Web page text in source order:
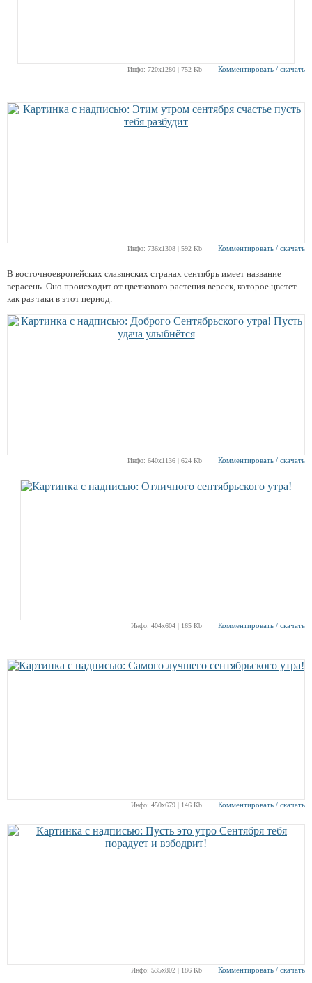
Инфо: 720х1280 | 752 Kb Комментировать / скачать
Инфо: 736х1308 | 592 Kb Комментировать / скачать
В восточноевропейских славянских странах сентябрь имеет название
верасень. Оно происходит от цветкового растения вереск, которое цветет
как раз таки в этот период.
Инфо: 640х1136 | 624 Kb Комментировать / скачать
Инфо: 404х604 | 165 Kb Комментировать / скачать
Инфо: 450х679 | 146 Kb Комментировать / скачать
Инфо: 535х802 | 186 Kb Комментировать / скачать